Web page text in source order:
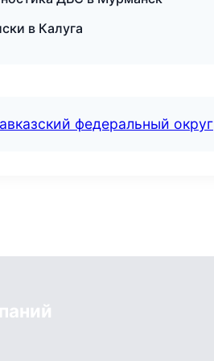
в Калуга
федеральный округ